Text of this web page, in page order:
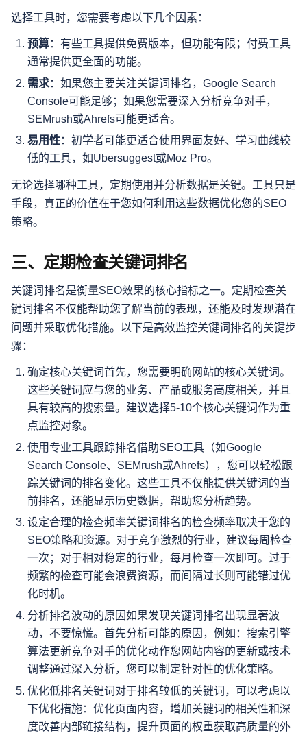
选择工具时，您需要考虑以下几个因素：
预算：有些工具提供免费版本，但功能有限；付费工具
通常提供更全面的功能。
需求：如果您主要关注关键词排名，Google Search
Console可能足够；如果您需要深入分析竞争对手，
SEMrush或Ahrefs可能更适合。
易用性：初学者可能更适合使用界面友好、学习曲线较
低的工具，如Ubersuggest或Moz Pro。
无论选择哪种工具，定期使用并分析数据是关键。工具只是
手段，真正的价值在于您如何利用这些数据优化您的SEO
策略。
三、定期检查关键词排名
关键词排名是衡量SEO效果的核心指标之一。定期检查关
键词排名不仅能帮助您了解当前的表现，还能及时发现潜在
问题并采取优化措施。以下是高效监控关键词排名的关键步
骤：
确定核心关键词首先，您需要明确网站的核心关键词。
这些关键词应与您的业务、产品或服务高度相关，并且
具有较高的搜索量。建议选择5-10个核心关键词作为重
点监控对象。
使用专业工具跟踪排名借助SEO工具（如Google
Search Console、SEMrush或Ahrefs），您可以轻松跟
踪关键词的排名变化。这些工具不仅能提供关键词的当
前排名，还能显示历史数据，帮助您分析趋势。
设定合理的检查频率关键词排名的检查频率取决于您的
SEO策略和资源。对于竞争激烈的行业，建议每周检查
一次；对于相对稳定的行业，每月检查一次即可。过于
频繁的检查可能会浪费资源，而间隔过长则可能错过优
化时机。
分析排名波动的原因如果发现关键词排名出现显著波
动，不要惊慌。首先分析可能的原因，例如：搜索引擎
算法更新竞争对手的优化动作您网站内容的更新或技术
调整通过深入分析，您可以制定针对性的优化策略。
优化低排名关键词对于排名较低的关键词，可以考虑以
下优化措施：优化页面内容，增加关键词的相关性和深
度改善内部链接结构，提升页面的权重获取高质量的外